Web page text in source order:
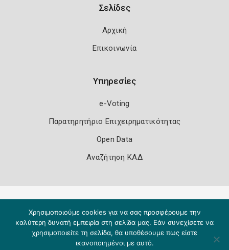
Σελίδες
Αρχική
Επικοινωνία
Υπηρεσίες
e-Voting
Παρατηρητήριο Επιχειρηματικότητας
Open Data
Αναζήτηση ΚΑΔ
Χρησιμοποιούμε cookies για να σας προσφέρουμε την
καλύτερη δυνατή εμπειρία στη σελίδα μας. Εάν συνεχίσετε να
χρησιμοποιείτε τη σελίδα, θα υποθέσουμε πως είστε
ικανοποιημένοι με αυτό.
Copyright 2026 Knowledge A.E.